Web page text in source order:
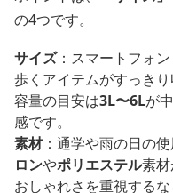
の4つです。
サイズ：スマートフォ
歩くアイテムがすっきり
容量の目安は3L〜6Lが
感です。
素材：通学や雨の日の使
ロンやポリエステル素材
おしゃれさを重視する